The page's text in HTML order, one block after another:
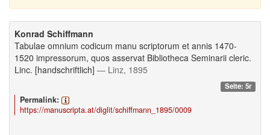
Konrad Schiffmann
Tabulae omnium codicum manu scriptorum et annis 1470-
1520 impressorum, quos asservat Bibliotheca Seminarii cleric.
Linc. [handschriftlich] — Linz, 1895
Seite: 5r
Permalink:
https://manuscripta.at/diglit/schiffmann_1895/0009